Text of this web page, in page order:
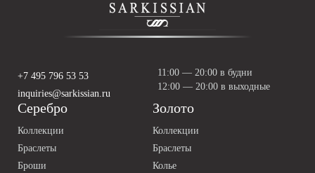
Серебро
Коллекции
Браслеты
Броши
Золото
Коллекции
Браслеты
Колье
+7 495 796 53 53
inquiries@sarkissian.ru
11:00 — 20:00 в будни
12:00 — 20:00 в выходные